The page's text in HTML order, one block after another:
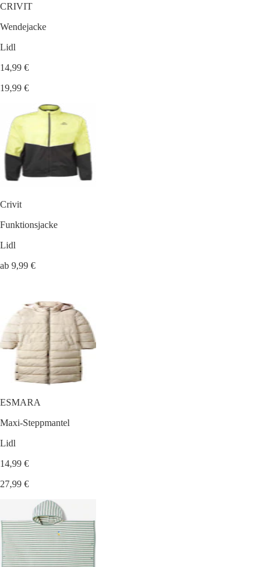
CRIVIT
Wendejacke
Lidl
14,99 €
19,99 €
Crivit
Funktionsjacke
Lidl
ab 9,99 €
ESMARA
Maxi-Steppmantel
Lidl
14,99 €
27,99 €